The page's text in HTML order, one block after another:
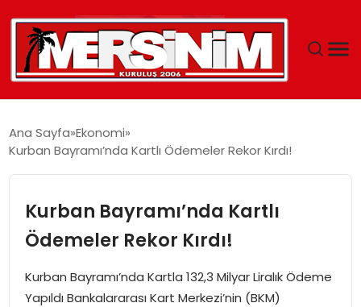
GÜNCEL
SAĞLIK
EĞITIM
Ana Sayfa Ekonomi
Kurban Bayramı’nda Kartlı Ödemeler Rekor Kırdı!
Kurban Bayramı’nda Kartlı
Ödemeler Rekor Kırdı!
Kurban Bayramı’nda Kartla 132,3 Milyar Liralık Ödeme
Yapıldı Bankalararası Kart Merkezi’nin (BKM)